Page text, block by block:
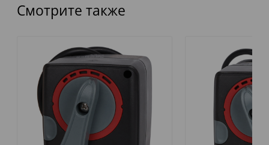
Смотрите также